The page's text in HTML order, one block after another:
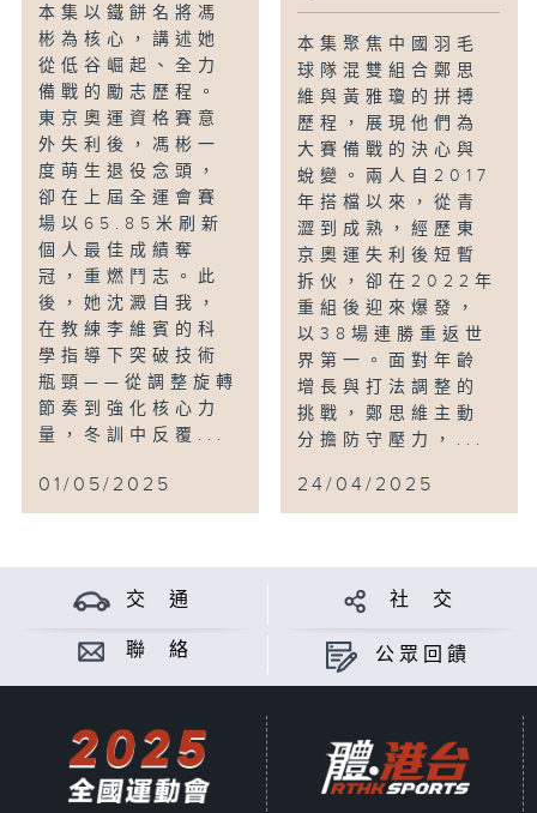
本集以鐵餅名將馮
彬為核心，講述她
從低谷崛起、全力
備戰的勵志歷程。
東京奧運資格賽意
外失利後，馮彬一
度萌生退役念頭，
卻在上屆全運會賽
場以65.85米刷新
個人最佳成績奪
冠，重燃鬥志。此
後，她沈澱自我，
在教練李維賓的科
學指導下突破技術
瓶頸——從調整旋轉
節奏到強化核心力
量，冬訓中反覆...
01/05/2025
本集聚焦中國羽毛
球隊混雙組合鄭思
維與黃雅瓊的拼搏
歷程，展現他們為
大賽備戰的決心與
蛻變。兩人自2017
年搭檔以來，從青
澀到成熟，經歷東
京奧運失利後短暫
拆伙，卻在2022年
重組後迎來爆發，
以38場連勝重返世
界第一。面對年齡
增長與打法調整的
挑戰，鄭思維主動
分擔防守壓力，...
24/04/2025
交 通 社 交
聯 絡 公眾回饋